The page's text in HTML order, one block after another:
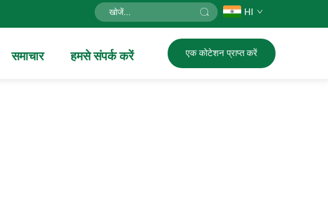
HI
समाचार हमसे संपर्क करें एक कोटेशन प्राप्त करें